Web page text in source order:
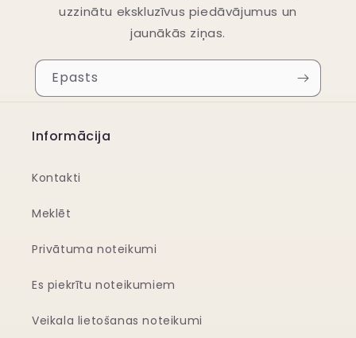
uzzinātu ekskluzīvus piedāvājumus un
jaunākās ziņas.
Epasts
Informācija
Kontakti
Meklēt
Privātuma noteikumi
Es piekrītu noteikumiem
Veikala lietošanas noteikumi